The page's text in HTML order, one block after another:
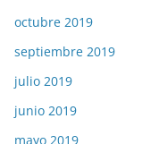
octubre 2019
septiembre 2019
julio 2019
junio 2019
mayo 2019